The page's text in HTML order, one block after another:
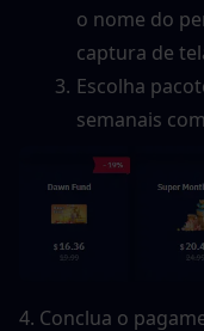
o nome do
captura de
Escolha
semanais
4. Conclua o